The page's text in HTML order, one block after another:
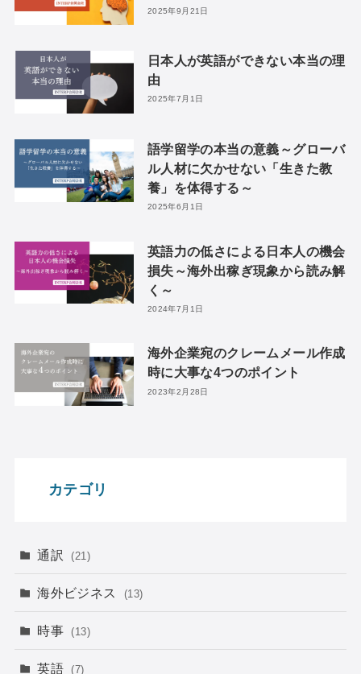
2025年9月21日
日本人が英語ができない本当の理
由
2025年7月1日
語学留学の本当の意義～グローバ
ル人材に欠かせない「生きた教
養」を体得する～
2025年6月1日
英語力の低さによる日本人の機会
損失～海外出稼ぎ現象から読み解
く～
2024年7月1日
海外企業宛のクレームメール作成
時に大事な4つのポイント
2023年2月28日
カテゴリ
通訳 (21)
海外ビジネス (13)
時事 (13)
英語 (7)